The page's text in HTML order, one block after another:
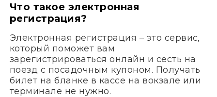
Что такое электронная
регистрация?
Электронная регистрация – это сервис,
который поможет вам
зарегистрироваться онлайн и сесть на
поезд с посадочным купоном. Получать
билет на бланке в кассе на вокзале или
терминале не нужно.